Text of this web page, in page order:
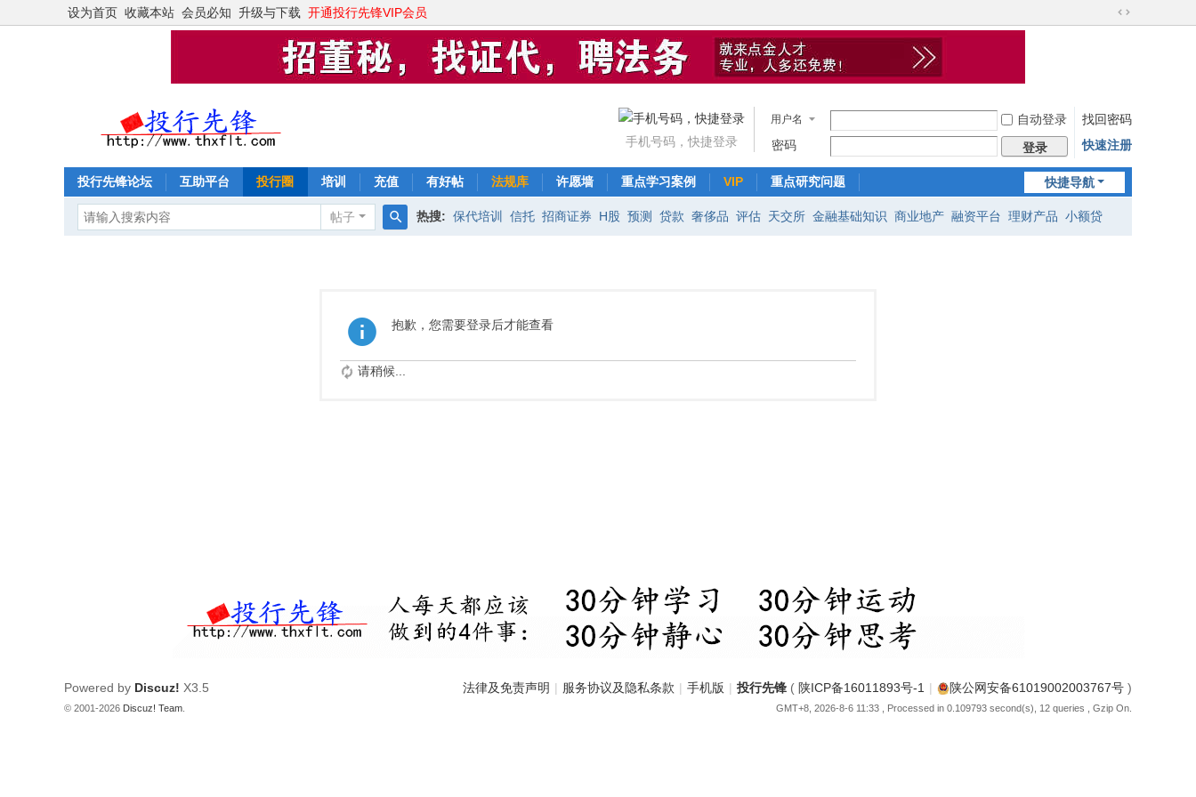
设为首页 收藏本站 会员必知 升级与下载 开通投行先锋VIP会员
切
用户名 自动登录
找回密码
密码
登录 快速注册
手机号码，快捷登录
快捷导航
投行先锋论坛 互助平台 投行圈 培训 充值 有好帖 法规库 许愿墙 重点学习案例 VIP 重点研究问题
帖子 热搜: 保代培训 信托 招商证券 H股 预测 贷款 奢侈品 评估 天交所 金融基础知识 商业地产 融资平台 理财产品 小额贷
抱歉，您需要登录后才能查看
请稍候...
法律及免责声明 | 服务协议及隐私条款 | 手机版 | 投行先锋 ( 陕ICP备16011893号-1 | 陕公网安备61019002003767号 )
GMT+8, 2026-8-6 11:33 , Processed in 0.109793 second(s), 12 queries , Gzip On.
Powered by Discuz! X3.5
© 2001-2026 Discuz! Team